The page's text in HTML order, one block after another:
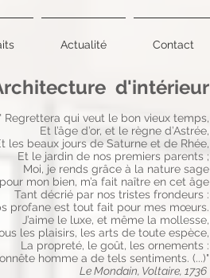
Actualité Contact
d'intérieur
" Regrettera qui veut le bon vieux temps,
Et l’âge d’or, et le règne d’Astrée,
les beaux jours de Saturne et de Rhée,
Et le jardin de nos premiers parents ;
Moi, je rends grâce à la nature sage
mon bien, m’a fait naître en cet âge
Tant décrié par nos tristes frondeurs :
profane est tout fait pour mes mœurs.
J’aime le luxe, et même la mollesse,
les plaisirs, les arts de toute espèce,
La propreté, le goût, les ornements :
homme a de tels sentiments. (...)"
Le Mondain, Voltaire, 1736